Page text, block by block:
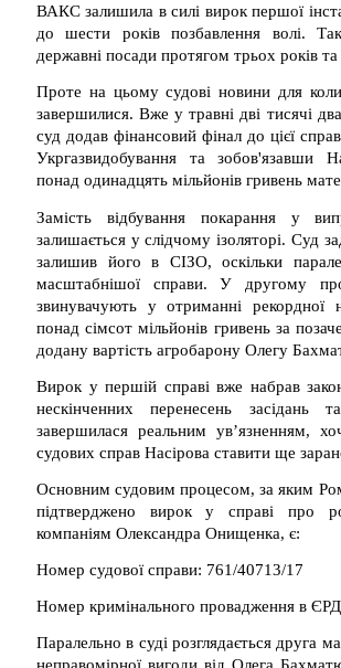
ВАКС залишила в силі вирок першої
до шести років позбавлення волі.
державні посади протягом трьох років
Проте на цьому судові новини для
завершилися. Вже у травні дві тисячі
суд додав фінансовий фінал до цієї
Укргазвидобування та зобов'язавши
понад одинадцять мільйонів гривень
Замість відбування покарання у
залишається у слідчому ізоляторі. Суд
залишив його в СІЗО, оскільки
масштабнішої справи. У другому
звинувачують у отриманні рекордної
понад сімсот мільйонів гривень за
додану вартість агробарону Олегу
Вирок у першій справі вже набрав
нескінченних перенесень засідань
завершилася реальним ув’язненням,
судових справ Насірова ставити ще
Основним судовим процесом, за яким
підтверджено вирок у справі про
компаніям Олександра Онищенка, є:
Номер судової справи: 761/40713/17
Номер кримінального провадження в
Паралельно в суді розглядається друга